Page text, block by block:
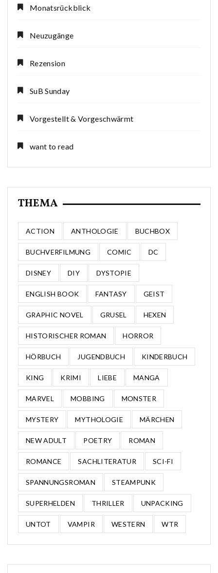
Monatsrückblick
Neuzugänge
Rezension
SuB Sunday
Vorgestellt & Vorgeschwärmt
want to read
THEMA
ACTION ANTHOLOGIE BUCHBOX
BUCHVERFILMUNG COMIC DC
DISNEY DIY DYSTOPIE
ENGLISH BOOK FANTASY GEIST
GRAPHIC NOVEL GRUSEL HEXEN
HISTORISCHER ROMAN HORROR
HÖRBUCH JUGENDBUCH KINDERBUCH
KING KRIMI LIEBE MANGA
MARVEL MOBBING MONSTER
MYSTERY MYTHOLOGIE MÄRCHEN
NEW ADULT POETRY ROMAN
ROMANCE SACHLITERATUR SCI-FI
SPANNUNGSROMAN STEAMPUNK
SUPERHELDEN THRILLER UNPACKING
UNTOT VAMPIR WESTERN WTR